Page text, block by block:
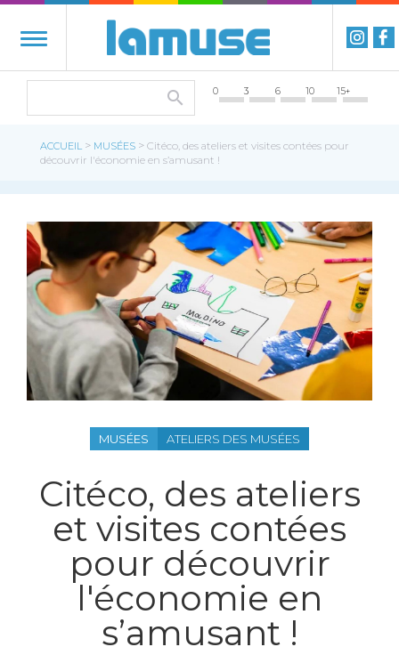
0 3 6 10 15+
ACCUEIL > MUSÉES > Citéco, des ateliers et visites contées pour
découvrir l'économie en s’amusant !
MUSÉES ATELIERS DES MUSÉES
Citéco, des ateliers
et visites contées
pour découvrir
l'économie en
s’amusant !